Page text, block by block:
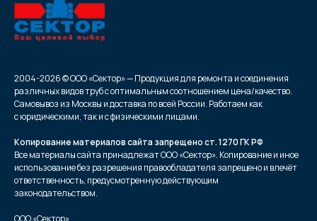
2004-2026 © ООО «Сектор» — Продукция для ремонта и соединения
различных видов труб с оптимальным соотношением цена/качество.
Самовывоз из Москвы и доставка по всей России. Работаем как
с юридическими, так и с физическими лицами.
Копирование материалов сайта запрещено ст. 1270 ГК РФ
Все материалы сайта принадлежат ООО «Сектор». Копирование и иное
использование без разрешения правообладателя запрещено и влечёт
ответственность, предусмотренную действующим
законодательством.